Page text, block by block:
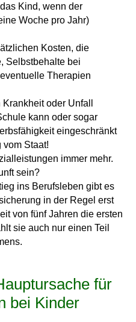
Kind, wenn der
Woche pro Jahr)
Kosten, die
Selbstbehalte bei
Therapien
oder Unfall
kann oder sogar
eingeschränkt
vom Staat!
immer mehr.
sein?
ins Berufsleben gibt es
in der Regel erst
von fünf Jahren die ersten
sie auch nur einen Teil
für
bei Kinder